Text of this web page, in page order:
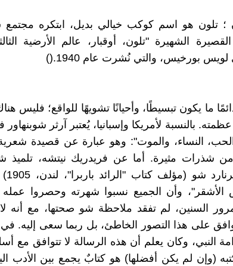
؛ تلون هو اسم كوكب خيالي بديل، ابتكره
الشهيرة "تلون، أوقبار، عالم الأرضية
بورخيس، والتي نُشرت عام 1940.()
ما يكون تبسيطًا، وأحيانًا تشويهًا للواقع؛ فليس
بالنسبة لأمريكا وإسبانيا، يُعتبر آرثر
النساء، والموت": وهو عبارة عن قصيدة
شذرات مثيرة. أما عن فريدريك نيتشه، تلميذ
الأشقر"، وأن الجميع نسبوا شهرته وحصروا
السنين، لم تفقد ملاحظة شو صحتها، مع أنه
على هذا التصور الخاطئ، بل ربما سعى إليه. في
النبي، وكان يعلم أن هذه الرسالة لا تتوافق
(وإن لم يكن أفضلها) هو كتابٌ يجمع بين الأدب